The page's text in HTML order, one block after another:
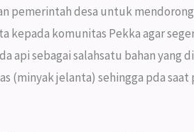
pemerintah desa untuk
kepada komunitas Pekka agar
api sebagai salahsatu bahan
(minyak jelanta) sehingga pda